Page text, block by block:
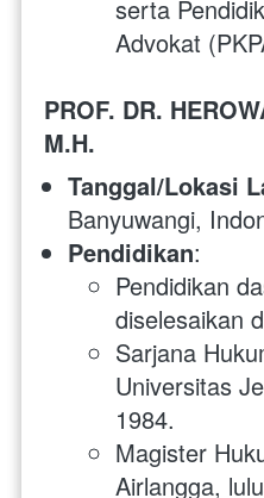
serta
Advokat
PROF. DR.
M.H.
Tanggal/Lokasi
Banyuwangi,
Pendidikan:
Pendidikan
diselesaikan
Sarjana
Universitas
1984.
Magister
Airlangga,